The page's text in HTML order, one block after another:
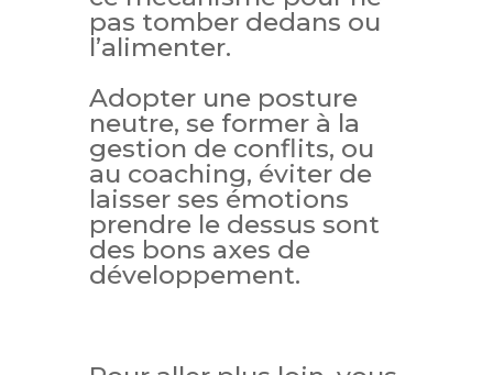
pas tomber dedans ou
l’alimenter.
Adopter une posture
neutre, se former à la
gestion de conflits, ou
au coaching, éviter de
laisser ses émotions
prendre le dessus sont
des bons axes de
développement.